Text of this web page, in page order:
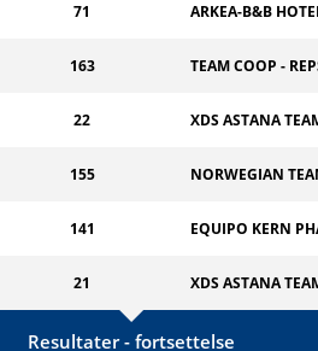
71 ARKEA-B&B
163 TEAM COOP -
22 XDS ASTANA
155 NORWEGIAN
141 EQUIPO KERN
21 XDS ASTANA
Resultater - fortsettelse